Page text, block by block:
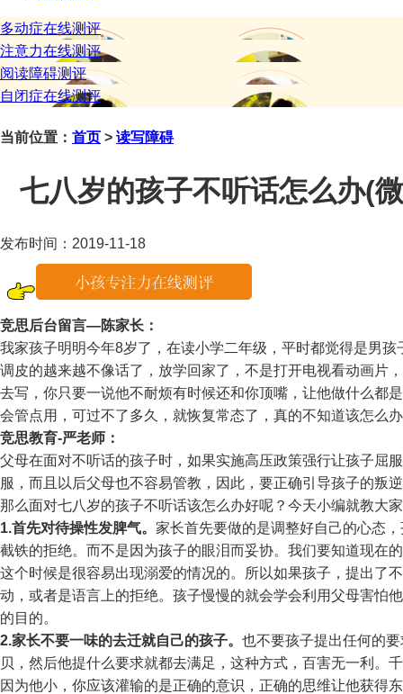
多动症在线测评
注意力在线测评
阅读障碍测评
自闭症在线测评
当前位置： 首页 > 读写障碍
七八岁的孩子不听话怎么办(
发布时间：2019-11-18
竞思后台留言—陈家长：
我家孩子明明今年8岁了，在读小学二年级，平时都觉得是男
调皮的越来越不像话了，放学回家了，不是打开电视看动画片
去写，你只要一说他不耐烦有时候还和你顶嘴，让他做什么都
会管点用，可过不了多久，就恢复常态了，真的不知道该怎么
竞思教育-严老师：
父母在面对不听话的孩子时，如果实施高压政策强行让孩子屈
服，而且以后父母也不容易管教，因此，要正确引导孩子的叛
那么面对七八岁的孩子不听话该怎么办好呢？今天小编就教大
1.首先对待操性发脾气。 家长首先要做的是调整好自己的心态
截铁的拒绝。而不是因为孩子的眼泪而妥协。我们要知道现在
这个时候是很容易出现溺爱的情况的。所以如果孩子，提出了
动，或者是语言上的拒绝。孩子慢慢的就会学会利用父母害怕
的目的。
2.家长不要一味的去迁就自己的孩子。 也不要孩子提出任何的
贝，然后他提什么要求就都去满足，这种方式，百害无一利。
因为他小，你应该灌输的是正确的意识，正确的思维让他获得